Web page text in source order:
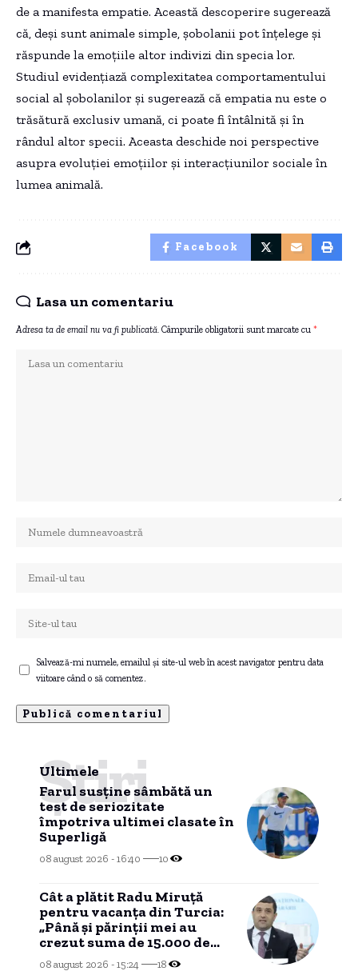
de a manifesta empatie. Această descoperire sugerează
că, deși sunt animale simple, șobolanii pot înțelege și
răspunde la emoțiile altor indivizi din specia lor.
Studiul evidențiază complexitatea comportamentului
social al șobolanilor și sugerează că empatia nu este o
trăsătură exclusiv umană, ci poate fi întâlnită și în
rândul altor specii. Aceasta deschide noi perspective
asupra evoluției emoțiilor și interacțiunilor sociale în
lumea animală.
Facebook
Lasa un comentariu
Adresa ta de email nu va fi publicată. Câmpurile obligatorii sunt marcate cu *
Salvează-mi numele, emailul și site-ul web în acest navigator pentru data
viitoare când o să comentez.
Ultimele
Știri
Farul susține sâmbătă un
test de seriozitate
împotriva ultimei clasate în
Superligă
08 august 2026 - 16:40 10
Cât a plătit Radu Miruță
pentru vacanța din Turcia:
„Până și părinții mei au
crezut suma de 15.000 de
euro”
08 august 2026 - 15:24 18